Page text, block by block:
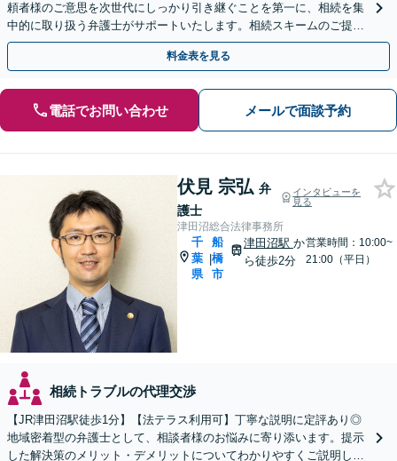
頼者様のご意思を次世代にしっかり引き継ぐことを第一に、相続を集
中的に取り扱う弁護士がサポートいたします。相続スキームのご提案
から遺言執行まで責任を持って対応させていただきます。
料金表を見る
電話でお問い合わせ メールで面談予約
伏見 宗弘 弁
護士
インタビューを
見る
津田沼総合法律事務所
千
葉
県
|
船
橋
市
津田沼駅 か
ら徒歩2分
営業時間：10:00~
21:00（平日）
相続トラブルの代理交渉
【JR津田沼駅徒歩1分】【法テラス利用可】丁寧な説明に定評あり◎
地域密着型の弁護士として、相談者様のお悩みに寄り添います。提示
した解決策のメリット・デメリットについてわかりやすくご説明しま